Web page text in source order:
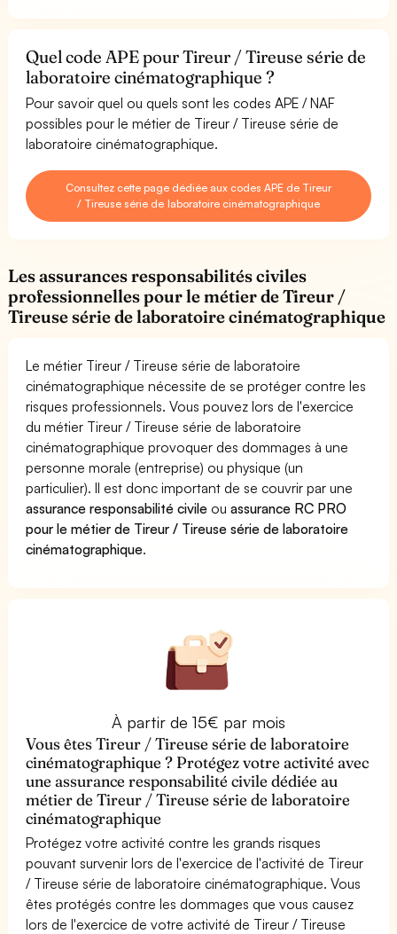
Quel code APE pour Tireur / Tireuse série de
laboratoire cinématographique ?
Pour savoir quel ou quels sont les codes APE / NAF
possibles pour le métier de Tireur / Tireuse série de
laboratoire cinématographique.
Consultez cette page dédiée aux codes APE de Tireur
/ Tireuse série de laboratoire cinématographique
Les assurances responsabilités civiles
professionnelles pour le métier de Tireur /
Tireuse série de laboratoire cinématographique
Le métier Tireur / Tireuse série de laboratoire
cinématographique nécessite de se protéger contre les
risques professionnels. Vous pouvez lors de l'exercice
du métier Tireur / Tireuse série de laboratoire
cinématographique provoquer des dommages à une
personne morale (entreprise) ou physique (un
particulier). Il est donc important de se couvrir par une
assurance responsabilité civile ouassurance RC PRO
pour le métier de Tireur / Tireuse série de laboratoire
cinématographique.
À partir de 15€ par mois
Vous êtes Tireur / Tireuse série de laboratoire
cinématographique ? Protégez votre activité avec
une assurance responsabilité civile dédiée au
métier de Tireur / Tireuse série de laboratoire
cinématographique
Protégez votre activité contre les grands risques
pouvant survenir lors de l'exercice de l'activité de Tireur
/ Tireuse série de laboratoire cinématographique. Vous
êtes protégés contre les dommages que vous causez
lors de l'exercice de votre activité de Tireur / Tireuse